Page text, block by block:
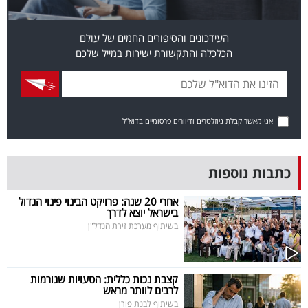
אחרינו:
העידכונים והסיפורים החמים של עולם
הכלכלה והתקשורת ישירות במייל שלכם
אני מאשר קבלת ניוזלטרים ודיוורים פרסומיים בדוא"ל
כתבות נוספות
אחרי 20 שנה: פרויקט הבינוי פינוי הגדול
בישראל יוצא לדרך
בשיתוף מערכת זירת הנדל"ן
קצבת נכות כללית: הטעויות שגורמות
לרבים לוותר מראש
בשיתוף לבנת פורן